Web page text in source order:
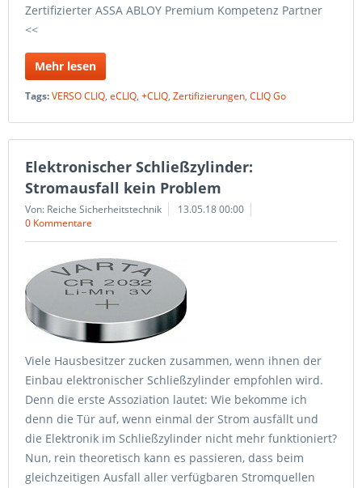
Zertifizierter ASSA ABLOY Premium Kompetenz Partner
<<
Mehr lesen
Tags:VERSO CLIQ, eCLIQ, +CLIQ, Zertifizierungen, CLIQ Go
Elektronischer Schließzylinder:
Stromausfall kein Problem
Von: Reiche Sicherheitstechnik
13.05.18 00:00
0 Kommentare
Viele Hausbesitzer zucken zusammen, wenn ihnen der
Einbau elektronischer Schließzylinder empfohlen wird.
Denn die erste Assoziation lautet: Wie bekomme ich
denn die Tür auf, wenn einmal der Strom ausfällt und
die Elektronik im Schließzylinder nicht mehr funktioniert?
Nun, rein theoretisch kann es passieren, dass beim
gleichzeitigen Ausfall aller verfügbaren Stromquellen